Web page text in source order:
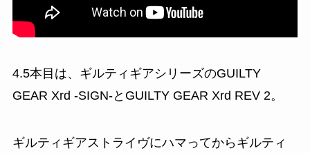
4.5本目は、ギルティギアシリーズのGUILTY
GEAR Xrd -SIGN-と GUILTY GEAR Xrd REV 2。
ギルティギアストライヴにハマってからギルティ